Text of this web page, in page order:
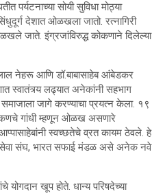
पर्यटनाच्या सोयी सुविधा मोठ्या
देशात ओळखला जातो. रत्नागिरी
जाते. इंग्रजांविरुद्ध कोकणाने दिलेल्या
नेहरू आणि डॉ.बाबासाहेब आंबेडकर
स्वातंत्र्य लढ्यात अनेकांनी सहभाग
समाजाला जागे करण्याचा प्रयत्न केला. १९
गांधी म्हणून ओळख असणारे
स्वच्छतेचे व्रत कायम ठेवले. हे
संघ, भारत सफाई मंडळ असे अनेक नवे
योगदान खूप होते. धान्य परिषदेच्या